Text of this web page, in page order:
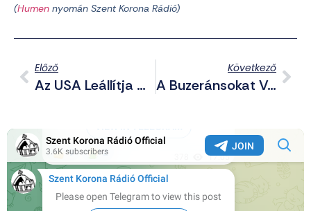
(Humen nyomán Szent Korona Rádió)
Előző
Az USA Leállítja A Korábban Ukrajnának Ígért Fegyverszállítmányokat, Mert Megcsappant A Saját Készlete
Következő
A Buzeránsokat Védi A Hazai Főrabbi